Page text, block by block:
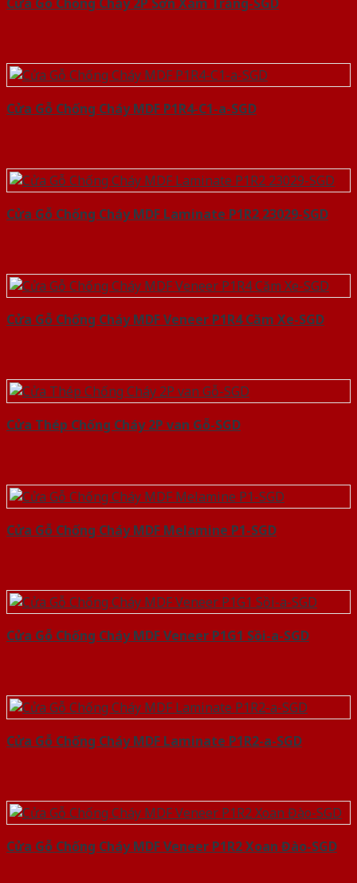
Cửa Gỗ Chống Cháy MDF P1R4-C1-a-SGD
Cửa Gỗ Chống Cháy MDF Laminate P1R2 23029-SGD
Cửa Gỗ Chống Cháy MDF Veneer P1R4 Căm Xe-SGD
Cửa Thép Chống Cháy 2P van Gỗ-SGD
Cửa Gỗ Chống Cháy MDF Melamine P1-SGD
Cửa Gỗ Chống Cháy MDF Veneer P1G1 Sồi-a-SGD
Cửa Gỗ Chống Cháy MDF Laminate P1R2-a-SGD
Cửa Gỗ Chống Cháy MDF Veneer P1R2 Xoan Đào-SGD